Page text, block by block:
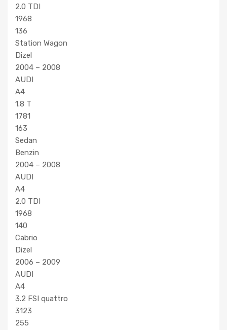
2.0 TDI
1968
136
Station Wagon
Dizel
2004 – 2008
AUDI
A4
1.8 T
1781
163
Sedan
Benzin
2004 – 2008
AUDI
A4
2.0 TDI
1968
140
Cabrio
Dizel
2006 – 2009
AUDI
A4
3.2 FSI quattro
3123
255